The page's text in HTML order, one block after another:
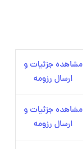
مشاهده جزئیات و
ارسال رزومه
مشاهده جزئیات و
ارسال رزومه